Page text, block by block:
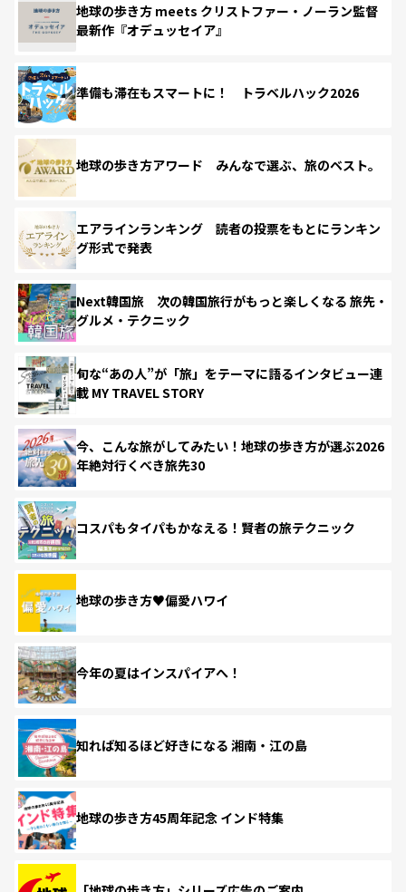
地球の歩き方 meets クリストファー・ノーラン監督
最新作『オデュッセイア』
準備も滞在もスマートに！ トラベルハック2026
地球の歩き方アワード みんなで選ぶ、旅のベスト。
エアラインランキング 読者の投票をもとにランキン
グ形式で発表
Next韓国旅 次の韓国旅行がもっと楽しくなる 旅先・
グルメ・テクニック
旬な“あの人”が「旅」をテーマに語るインタビュー連
載 MY TRAVEL STORY
今、こんな旅がしてみたい！地球の歩き方が選ぶ2026
年絶対行くべき旅先30
コスパもタイパもかなえる！賢者の旅テクニック
地球の歩き方♥偏愛ハワイ
今年の夏はインスパイアへ！
知れば知るほど好きになる 湘南・江の島
地球の歩き方45周年記念 インド特集